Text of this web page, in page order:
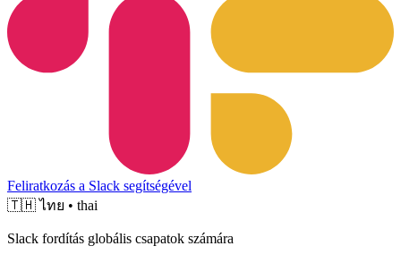
Feliratkozás a Slack segítségével
🇹🇭 ไทย • thai
Slack fordítás globális csapatok számára